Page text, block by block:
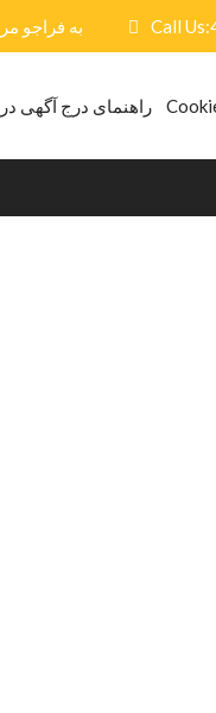
به فراجو Call
راهنمای درج آگهی